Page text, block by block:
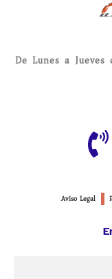
De Lunes a
Aviso Legal